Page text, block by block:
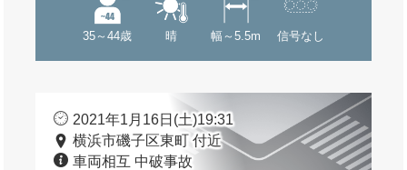
35～44歳 晴 幅～5.5m 信号なし
2021年1月16日(土)19:31
横浜市磯子区東町 付近
車両相互 中破事故